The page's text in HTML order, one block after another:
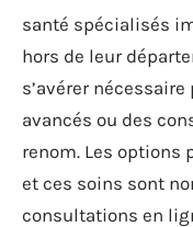
santé spécialisés
hors de leur
s’avérer
avancés ou des
renom. Les options
et ces soins sont
consultations en